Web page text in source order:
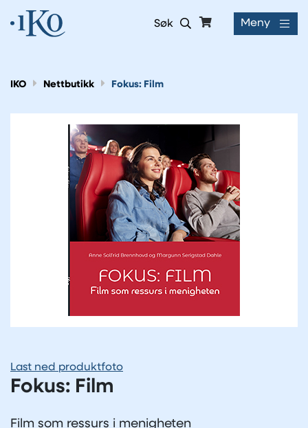
Søk Meny
IKO Nettbutikk Fokus: Film
Last ned produktfoto
Fokus: Film
Film som ressurs i menigheten